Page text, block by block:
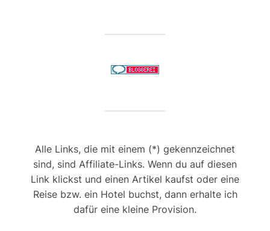
Alle Links, die mit einem (*) gekennzeichnet
sind, sind Affiliate-Links. Wenn du auf diesen
Link klickst und einen Artikel kaufst oder eine
Reise bzw. ein Hotel buchst, dann erhalte ich
dafür eine kleine Provision.